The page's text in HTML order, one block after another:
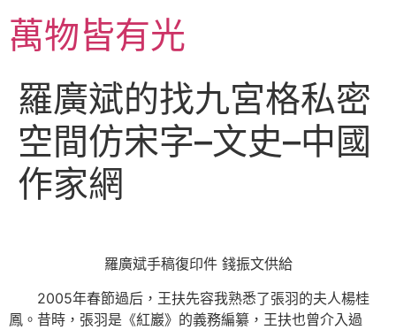
主萬物皆有光
羅廣斌的找九宮格私密
空間仿宋字–文史–中國
作家網
羅廣斌手稿復印件 錢振文供給
2005年春節過后，王扶先容我熟悉了張羽的夫人楊桂
鳳。昔時，張羽是《紅巖》的義務編纂，王扶也曾介入過